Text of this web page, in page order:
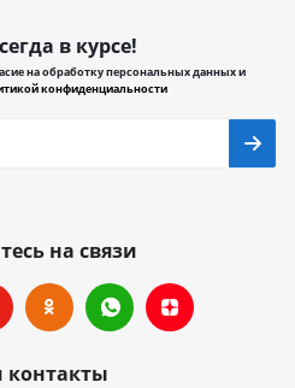
в курсе!
на обработку персональных данных и
конфиденциальности
на связи